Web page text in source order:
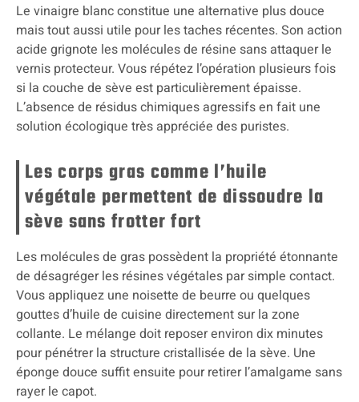
Le vinaigre blanc constitue une alternative plus douce
mais tout aussi utile pour les taches récentes. Son action
acide grignote les molécules de résine sans attaquer le
vernis protecteur. Vous répétez l’opération plusieurs fois
si la couche de sève est particulièrement épaisse.
L’absence de résidus chimiques agressifs en fait une
solution écologique très appréciée des puristes.
Les corps gras comme l’huile
végétale permettent de dissoudre la
sève sans frotter fort
Les molécules de gras possèdent la propriété étonnante
de désagréger les résines végétales par simple contact.
Vous appliquez une noisette de beurre ou quelques
gouttes d’huile de cuisine directement sur la zone
collante. Le mélange doit reposer environ dix minutes
pour pénétrer la structure cristallisée de la sève. Une
éponge douce suffit ensuite pour retirer l’amalgame sans
rayer le capot.